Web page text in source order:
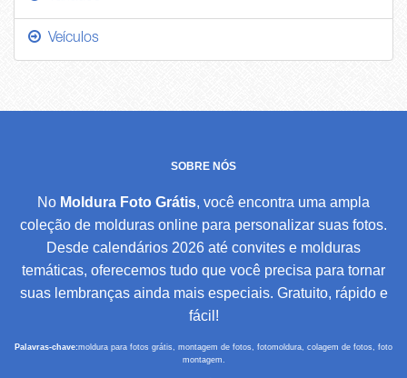
Veículos
SOBRE NÓS
No Moldura Foto Grátis, você encontra uma ampla
coleção de molduras online para personalizar suas fotos.
Desde calendários 2026 até convites e molduras
temáticas, oferecemos tudo que você precisa para tornar
suas lembranças ainda mais especiais. Gratuito, rápido e
fácil!
Palavras-chave:moldura para fotos grátis, montagem de fotos, fotomoldura, colagem de fotos, foto
montagem.